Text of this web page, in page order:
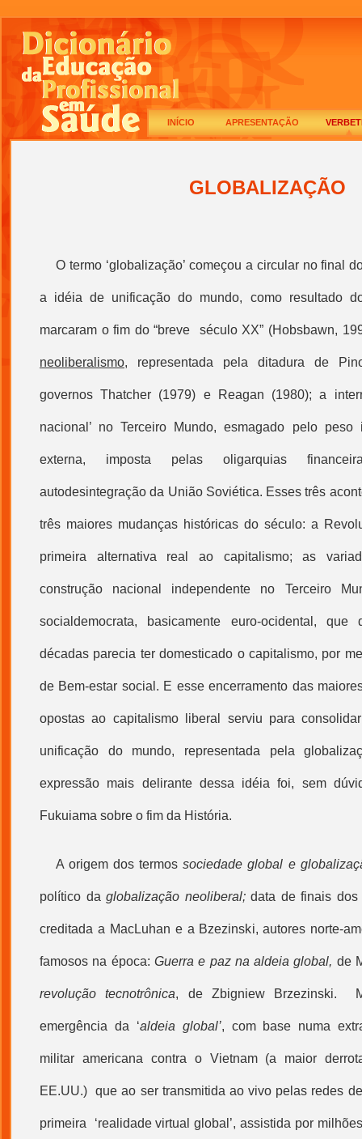
INÍCIO APRESENTAÇÃO
GLOBALIZAÇÃO
O termo ‘globalização’ começou a circular no final
a idéia de unificação do mundo, como resultado
marcaram o fim do “breve século XX” (Hobsbawn,
neoliberalismo, representada pela ditadura de
governos Thatcher (1979) e Reagan (1980); a
nacional’ no Terceiro Mundo, esmagado pelo peso
externa, imposta pelas oligarquias
autodesintegração da União Soviética. Esses três
três maiores mudanças históricas do século: a
primeira alternativa real ao capitalismo; as
construção nacional independente no Terceiro
socialdemocrata, basicamente euro-ocidental,
décadas parecia ter domesticado o capitalismo, por
de Bem-estar social. E esse encerramento das
opostas ao capitalismo liberal serviu para
unificação do mundo, representada pela
expressão mais delirante dessa idéia foi, sem
Fukuiama sobre o fim da História.
A origem dos termossociedade global e
político da globalização neoliberal;data de finais dos
creditada a MacLuhan e a Bzezinski, autores norte-
famosos na época: Guerra e paz na aldeia global, de
revolução tecnotrônica, de Zbigniew Brzezinski.
emergência da ‘aldeia global’, com base numa
militar americana contra o Vietnam (a maior
EE.UU.) que ao ser transmitida ao vivo pelas redes
primeira ‘realidade virtual global’, assistida por